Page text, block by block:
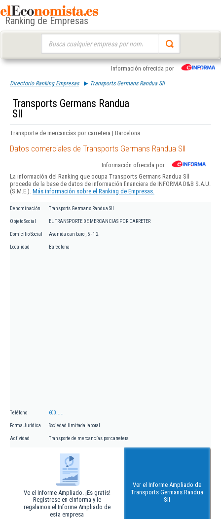
Ranking de Empresas
Información ofrecida por
Directorio Ranking Empresas Transports Germans Randua Sll
Transports Germans Randua
Sll
Transporte de mercancías por carretera | Barcelona
Datos comerciales de Transports Germans Randua Sll
Información ofrecida por
La información del Ranking que ocupa Transports Germans Randua Sll
procede de la base de datos de información financiera de INFORMA D&B S.A.U.
(S.M.E.). Más información sobre el Ranking de Empresas.
Denominación Transports Germans Randua Sll
Objeto Social EL TRANSPORTE DE MERCANCIAS POR CARRETER
Domicilio Social Avenida can baro , 5 - 1 2
Localidad Barcelona
Teléfono 600.....
Forma Jurídica Sociedad limitada laboral
Actividad Transporte de mercancías por carretera
Ve el Informe Ampliado. ¡Es gratis!
Regístrese en eInforma y le
regalamos el Informe Ampliado de
esta empresa
Ver el Informe Ampliado de
Transports Germans Randua
Sll